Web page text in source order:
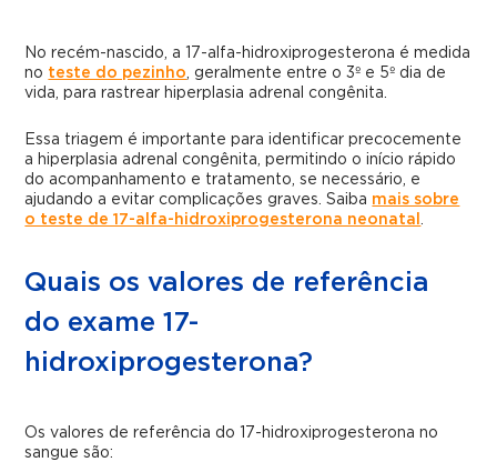
No recém-nascido, a 17-alfa-hidroxiprogesterona é medida
no teste do pezinho, geralmente entre o 3º e 5º dia de
vida, para rastrear hiperplasia adrenal congênita.
Essa triagem é importante para identificar precocemente
a hiperplasia adrenal congênita, permitindo o início rápido
do acompanhamento e tratamento, se necessário, e
ajudando a evitar complicações graves. Saiba mais sobre
o teste de 17-alfa-hidroxiprogesterona neonatal.
Quais os valores de referência
do exame 17-
hidroxiprogesterona?
Os valores de referência do 17-hidroxiprogesterona no
sangue são: